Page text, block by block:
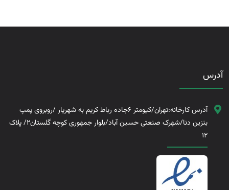
آدرس
آدرس کارخانه:تهران/کیومتر 6جاده رباط کریم به شهریار /روبروی پمپ
بنزین دنا/شهرک صنعتی حسین آباد/بلوار جمهوری کوچه گلستان2/ پلاک
12